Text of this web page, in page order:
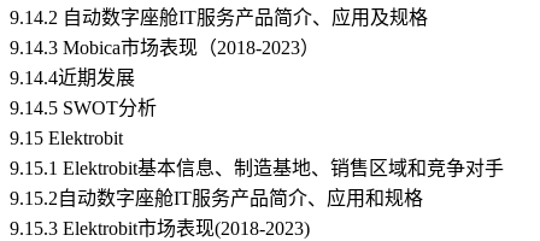
9.14.2 自动数字座舱IT服务产品简介、应用及规格
9.14.3 Mobica市场表现（2018-2023）
9.14.4近期发展
9.14.5 SWOT分析
9.15 Elektrobit
9.15.1 Elektrobit基本信息、制造基地、销售区域和竞争对手
9.15.2自动数字座舱IT服务产品简介、应用和规格
9.15.3 Elektrobit市场表现(2018-2023)